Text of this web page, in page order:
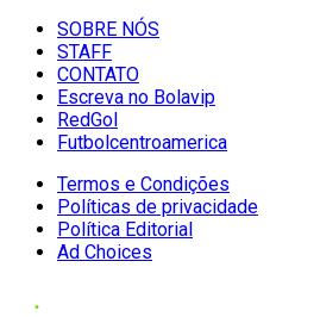
SOBRE NÓS
STAFF
CONTATO
Escreva no Bolavip
RedGol
Futbolcentroamerica
Termos e Condições
Políticas de privacidade
Política Editorial
Ad Choices